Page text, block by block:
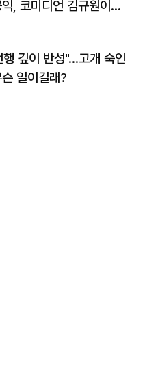
, 코미디언 김규원이었
행 깊이 반성"…고개 숙인
일이길래?